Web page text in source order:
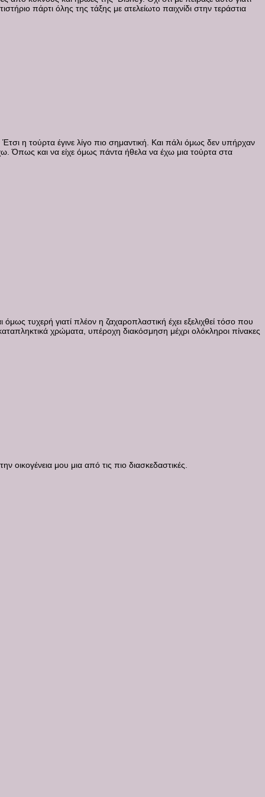
πάρτι όλης της τάξης με ατελείωτο παιχνίδι στην τεράστια
η τούρτα έγινε λίγο πιο σημαντική. Και πάλι όμως δεν υπήρχαν
Όπως και να είχε όμως πάντα ήθελα να έχω μια τούρτα στα
τυχερή γιατί πλέον η ζαχαροπλαστική έχει εξελιχθεί τόσο που
χρώματα, υπέροχη διακόσμηση μέχρι ολόκληροι πίνακες
οικογένεια μου μια από τις πιο διασκεδαστικές.